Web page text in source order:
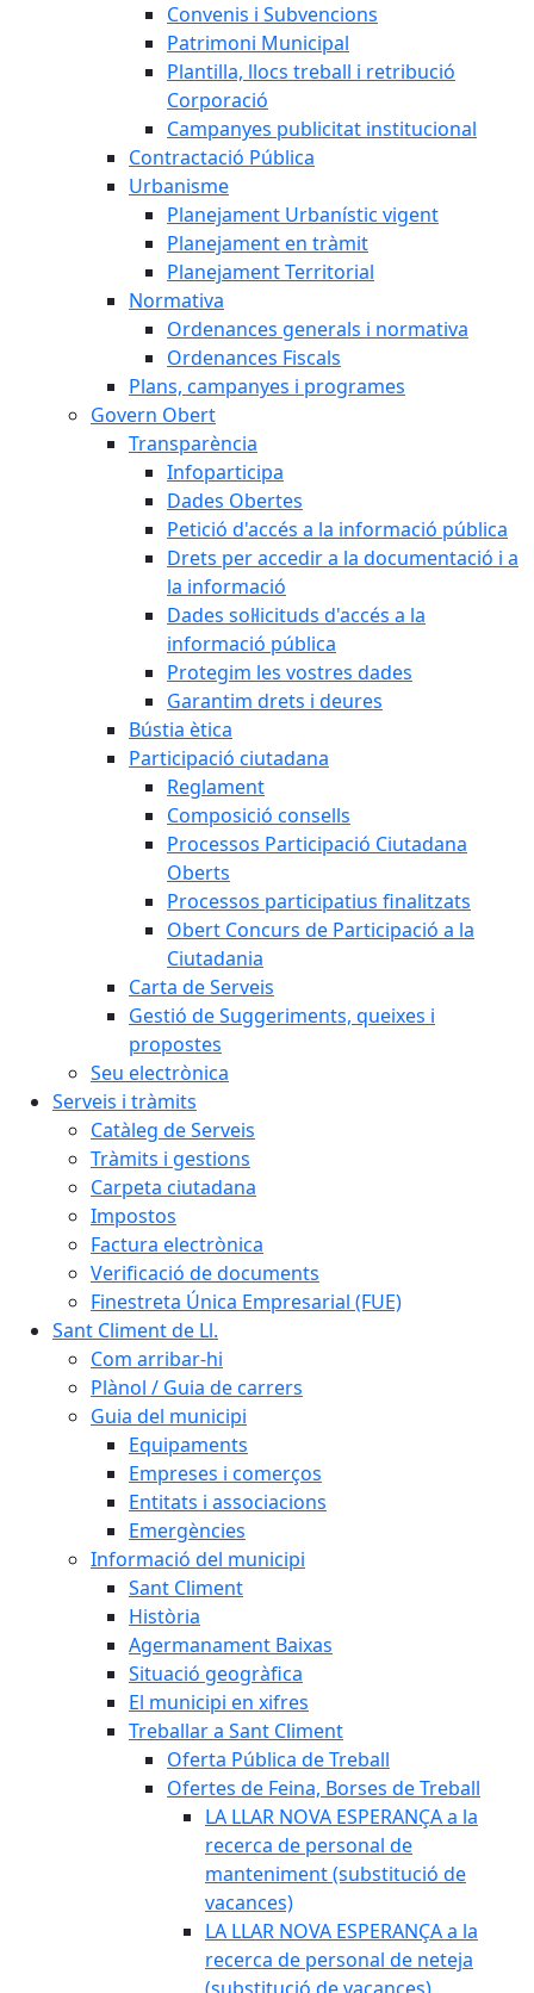
Convenis i Subvencions
Patrimoni Municipal
Plantilla, llocs treball i retribució
Corporació
Campanyes publicitat institucional
Contractació Pública
Urbanisme
Planejament Urbanístic vigent
Planejament en tràmit
Planejament Territorial
Normativa
Ordenances generals i normativa
Ordenances Fiscals
Plans, campanyes i programes
Govern Obert
Transparència
Infoparticipa
Dades Obertes
Petició d'accés a la informació pública
Drets per accedir a la documentació i a
la informació
Dades sol·licituds d'accés a la
informació pública
Protegim les vostres dades
Garantim drets i deures
Bústia ètica
Participació ciutadana
Reglament
Composició consells
Processos Participació Ciutadana
Oberts
Processos participatius finalitzats
Obert Concurs de Participació a la
Ciutadania
Carta de Serveis
Gestió de Suggeriments, queixes i
propostes
Seu electrònica
Serveis i tràmits
Catàleg de Serveis
Tràmits i gestions
Carpeta ciutadana
Impostos
Factura electrònica
Verificació de documents
Finestreta Única Empresarial (FUE)
Sant Climent de Ll.
Com arribar-hi
Plànol / Guia de carrers
Guia del municipi
Equipaments
Empreses i comerços
Entitats i associacions
Emergències
Informació del municipi
Sant Climent
Història
Agermanament Baixas
Situació geogràfica
El municipi en xifres
Treballar a Sant Climent
Oferta Pública de Treball
Ofertes de Feina, Borses de Treball
LA LLAR NOVA ESPERANÇA a la
recerca de personal de
manteniment (substitució de
vacances)
LA LLAR NOVA ESPERANÇA a la
recerca de personal de neteja